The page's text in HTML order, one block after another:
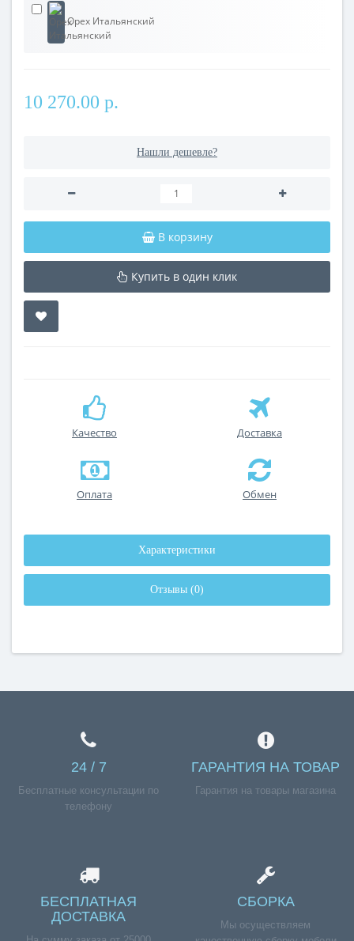
Орех Итальянский
10 270.00 р.
Нашли дешевле?
В корзину
Купить в один клик
Качество Доставка
Оплата Обмен
Характеристики
Отзывы (0)
24 / 7
Бесплатные консультации по
телефону
ГАРАНТИЯ НА ТОВАР
Гарантия на товары магазина
БЕСПЛАТНАЯ
ДОСТАВКА
СБОРКА
Мы осуществляем